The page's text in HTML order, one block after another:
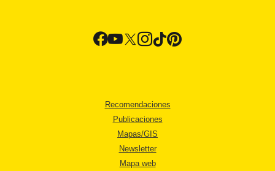
Recomendaciones
Publicaciones
Mapas/GIS
Newsletter
Mapa web